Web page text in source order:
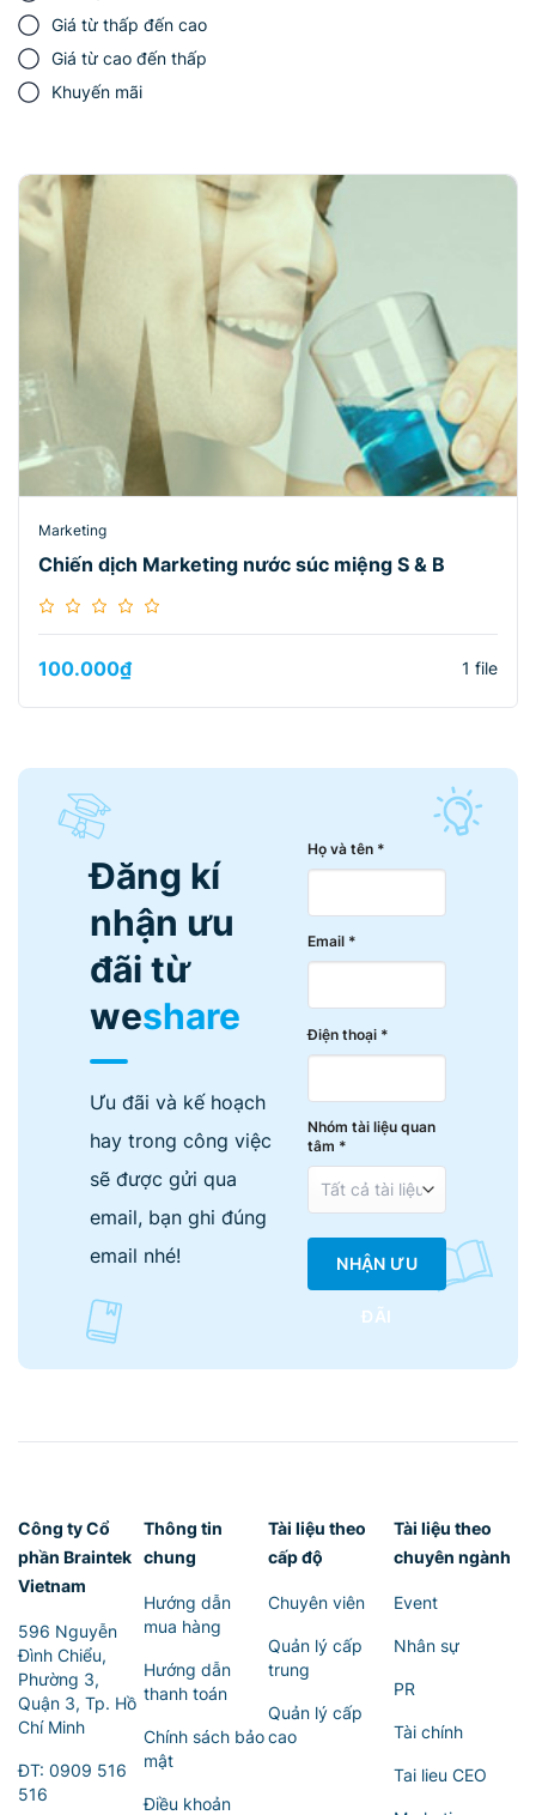
Giá từ thấp đến cao
Giá từ cao đến thấp
Khuyến mãi
Marketing
Chiến dịch Marketing nước súc miệng S & B
100.000₫ 1 file
Đăng kí
nhận ưu
đãi từ
weshare
Ưu đãi và kế hoạch
hay trong công việc
sẽ được gửi qua
email, bạn ghi đúng
email nhé!
Họ và tên *
Email *
Điện thoại *
Nhóm tài liệu quan
tâm *
NHẬN ƯU
ĐÃI
Công ty Cổ
phần Braintek
Vietnam
596 Nguyễn
Đình Chiểu,
Phường 3,
Quận 3, Tp. Hồ
Chí Minh
ĐT: 0909 516
516
Thông tin
chung
Hướng dẫn
mua hàng
Hướng dẫn
thanh toán
Chính sách bảo
mật
Điều khoản
Tài liệu theo
cấp độ
Chuyên viên
Quản lý cấp
trung
Quản lý cấp
cao
Tài liệu theo
chuyên ngành
Event
Nhân sự
PR
Tài chính
Tai lieu CEO